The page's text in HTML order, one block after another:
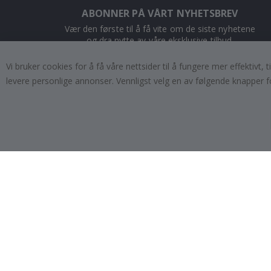
ABONNER PÅ VÅRT NYHETSBREV
Vær den første til å få vite om de siste nyhetene
og dra nytte av våre eksklusive tilbud.
ABONNER
To
Vi bruker cookies for å få våre nettsider til å fungere mer effektivt,
levere personlige annonser. Vennligst velg en av følgende